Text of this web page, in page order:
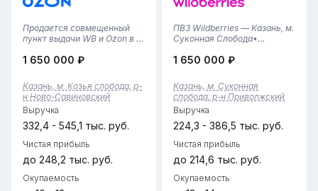
Продается совмещенный
пункт выдачи WB и Ozon в г.
район• Площадь помещения
планировка с зоной выдачи
и складским пространством
для хранения заказов.•
Пункты р...
1 650 000 ₽
Казань, м. Козья слобода, р-
н Ново-Савиновский
Выручка
332,4 - 545,1 тыс. руб.
Чистая прибыль
до 248,2 тыс. руб.
Окупаемость
ПВЗ Wildberries — Казань, м.
Суконная Слобода•
доступности от метро.
конкурентов — отсутствие
свободных площадей под
аренду поблизости.• Срок
рабо...
1 650 000 ₽
Казань, м. Суконная
слобода, р-н Приволжский
Выручка
224,3 - 386,5 тыс. руб.
Чистая прибыль
до 214,6 тыс. руб.
Окупаемость